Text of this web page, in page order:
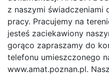
z naszymi świadczeniami
pracy. Pracujemy na
jesteś zaciekawiony
gorąco zapraszamy do
telefonu umieszczonego
www.amat.poznan.pl.